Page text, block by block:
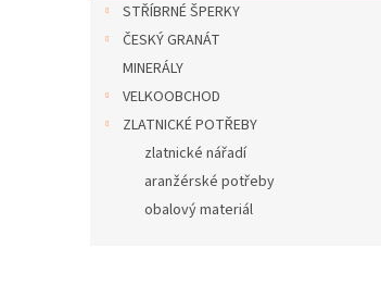
STŘÍBRNÉ ŠPERKY
ČESKÝ GRANÁT
MINERÁLY
VELKOOBCHOD
ZLATNICKÉ POTŘEBY
zlatnické nářadí
aranžérské potřeby
obalový materiál